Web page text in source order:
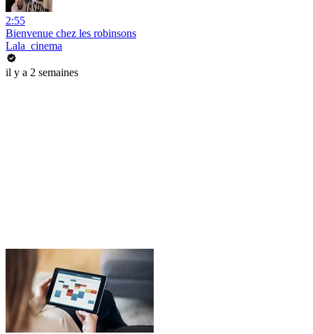
2:55
Bienvenue chez les robinsons
Lala_cinema
il y a 2 semaines